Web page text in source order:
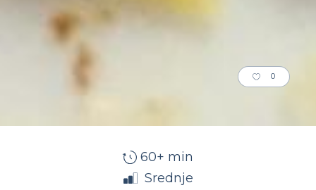
0
60+ min
Srednje